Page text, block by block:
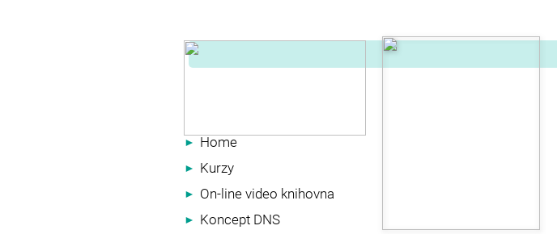
► Home
► Kurzy
► On-line video knihovna
► Koncept DNS